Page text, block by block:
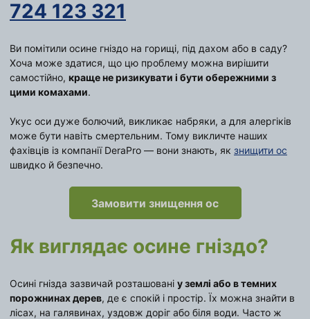
724 123 321
Ви помітили осине гніздо на горищі, під дахом або в саду?
Хоча може здатися, що цю проблему можна вирішити
самостійно, краще не ризикувати і бути обережними з
цими комахами.
Укус оси дуже болючий, викликає набряки, а для алергіків
може бути навіть смертельним. Тому викличте наших
фахівців із компанії DeraPro — вони знають, як знищити ос
швидко й безпечно.
Замовити знищення ос
Як виглядає осине гніздо?
Осині гнізда зазвичай розташовані у землі або в темних
порожнинах дерев, де є спокій і простір. Їх можна знайти в
лісах, на галявинах, уздовж доріг або біля води. Часто ж